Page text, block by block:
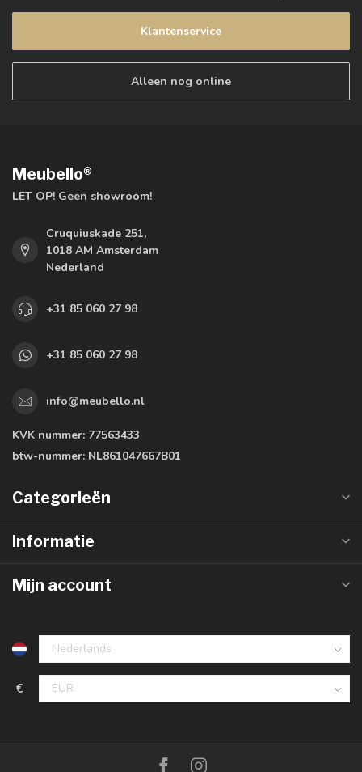
Klantenservice
Alleen nog online
Meubello®
LET OP! Geen showroom!
Cruquiuskade 251,
1018 AM Amsterdam
Nederland
+31 85 060 27 98
+31 85 060 27 98
info@meubello.nl
KVK nummer: 77563433
btw-nummer: NL861047667B01
Categorieën
Informatie
Mijn account
€